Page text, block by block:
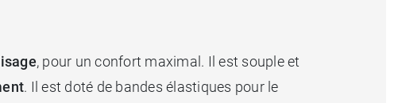
, pour un confort maximal. Il est souple et
. Il est doté de bandes élastiques pour le